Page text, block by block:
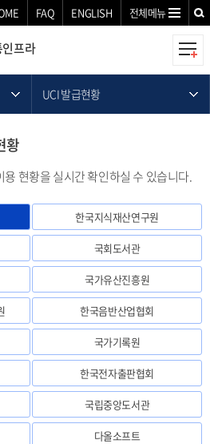
FAQ ENGLISH 전체메뉴
프라
UCI 발급현황
황
현황을 실시간 확인하실 수 있습니다.
한국지식재산연구원
국회도서관
국가유산진흥원
한국음반산업협회
국가기록원
한국전자출판협회
국립중앙도서관
다올소프트